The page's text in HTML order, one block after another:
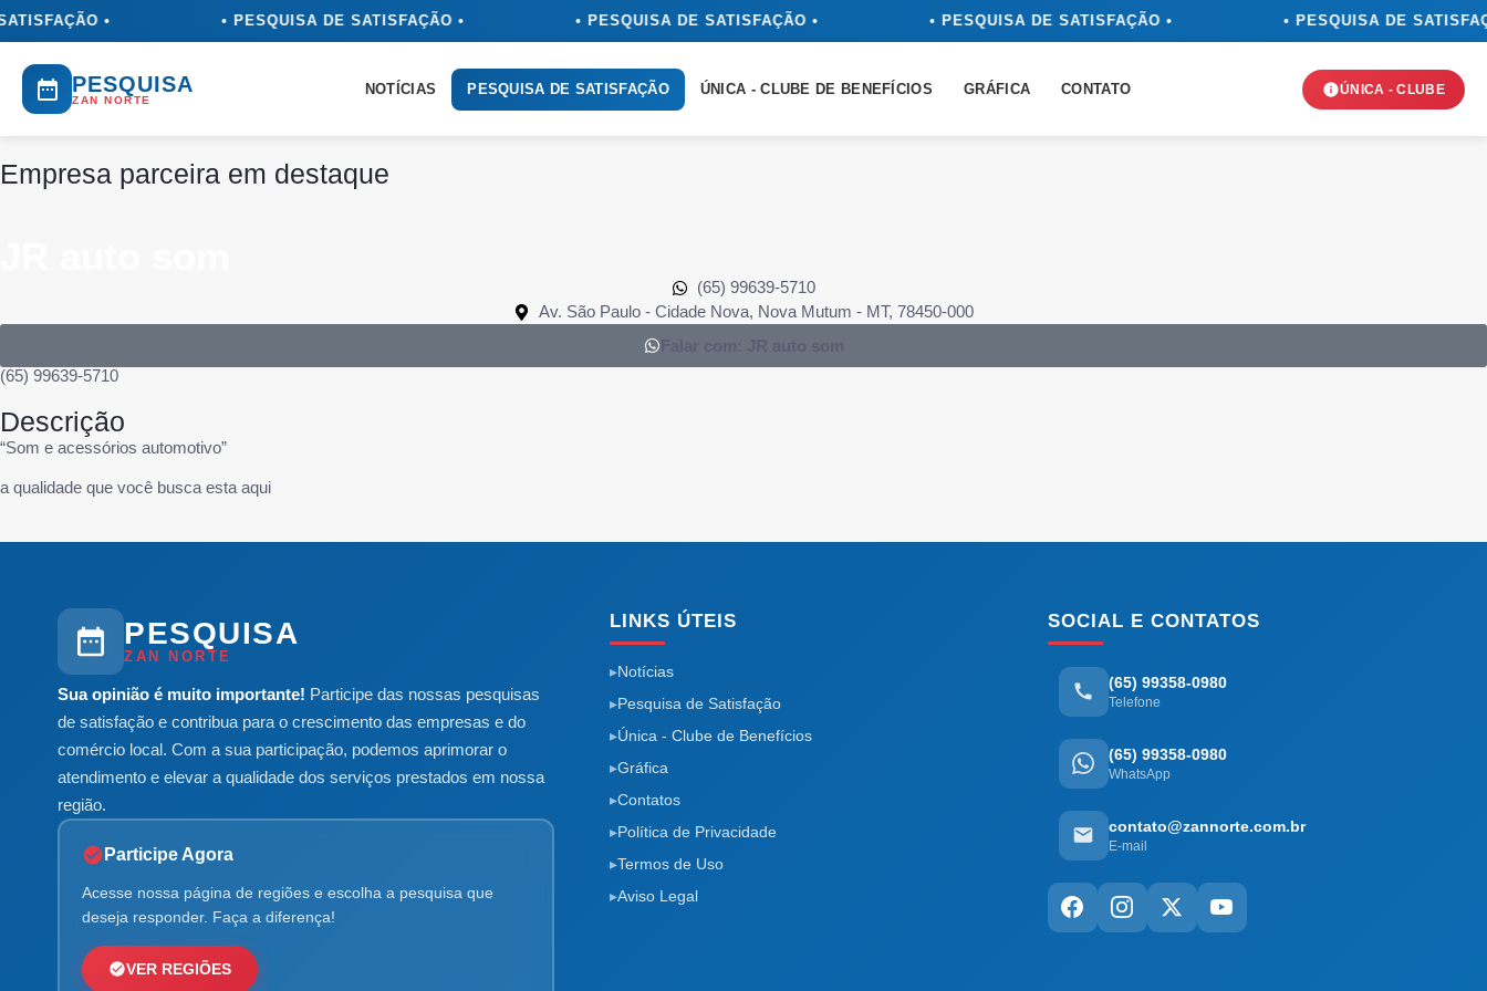
• • PESQUISA DE SATISFAÇÃO • • PESQUISA DE SATISFAÇÃO • • PESQUISA DE SATISFAÇÃO • • PESQUISA DE
PESQUISA
ZAN NORTE
NOTÍCIAS PESQUISA DE SATISFAÇÃO ÚNICA - CLUBE DE BENEFÍCIOS GRÁFICA CONTATO ÚNICA - CLUBE
Empresa parceira em destaque
(65) 99639-5710
Av. São Paulo - Cidade Nova, Nova Mutum - MT, 78450-000
(65) 99639-5710
Descrição
“Som e acessórios automotivo”
a qualidade que você busca esta aqui
PESQUISA
ZAN NORTE
Sua opinião é muito importante! Participe das nossas pesquisas
de satisfação e contribua para o crescimento das empresas e do
comércio local. Com a sua participação, podemos aprimorar o
atendimento e elevar a qualidade dos serviços prestados em nossa
região.
Participe Agora
Acesse nossa página de regiões e escolha a pesquisa que
deseja responder. Faça a diferença!
VER REGIÕES
LINKS ÚTEIS
Notícias
Pesquisa de Satisfação
Única - Clube de Benefícios
Gráfica
Contatos
Política de Privacidade
Termos de Uso
Aviso Legal
SOCIAL E CONTATOS
(65) 99358-0980
Telefone
(65) 99358-0980
WhatsApp
contato@zannorte.com.br
E-mail